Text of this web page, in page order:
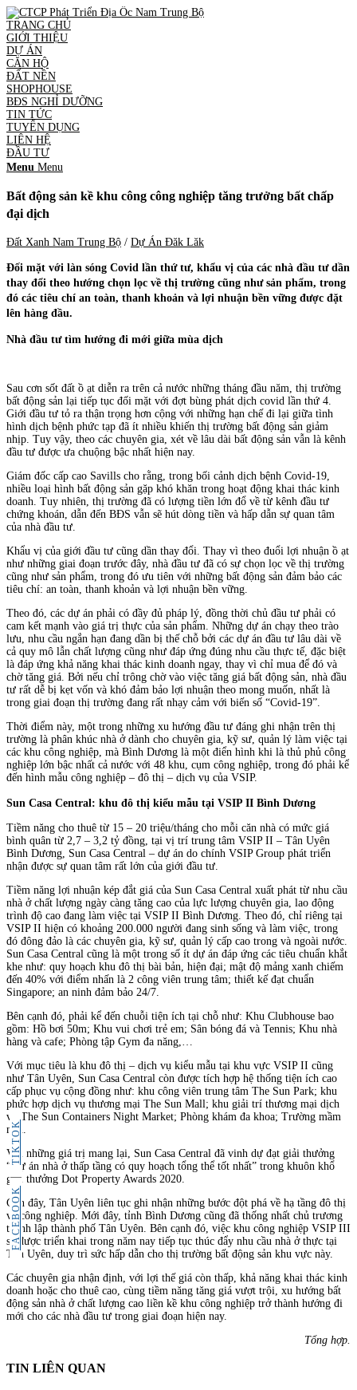
FACEBOOK
TIKTOK
TRANG CHỦ
GIỚI THIỆU
DỰ ÁN
CĂN HỘ
ĐẤT NỀN
SHOPHOUSE
BĐS NGHỈ DƯỠNG
TIN TỨC
TUYỂN DỤNG
LIÊN HỆ
ĐẦU TƯ
Menu Menu
Bất động sản kề khu công công nghiệp tăng trưởng bất chấp
đại dịch
Đất Xanh Nam Trung Bộ / Dự Án Đăk Lăk
Đối mặt với làn sóng Covid lần thứ tư, khẩu vị của các nhà đầu tư dần
thay đổi theo hướng chọn lọc về thị trường cũng như sản phẩm, trong
đó các tiêu chí an toàn, thanh khoản và lợi nhuận bền vững được đặt
lên hàng đầu.
Nhà đầu tư tìm hướng đi mới giữa mùa dịch
Sau cơn sốt đất ồ ạt diễn ra trên cả nước những tháng đầu năm, thị trường
bất động sản lại tiếp tục đối mặt với đợt bùng phát dịch covid lần thứ 4.
Giới đầu tư tỏ ra thận trọng hơn cộng với những hạn chế đi lại giữa tình
hình dịch bệnh phức tạp đã ít nhiều khiến thị trường bất động sản giảm
nhịp. Tuy vậy, theo các chuyên gia, xét về lâu dài bất động sản vẫn là kênh
đầu tư được ưa chuộng bậc nhất hiện nay.
Giám đốc cấp cao Savills cho rằng, trong bối cảnh dịch bệnh Covid-19,
nhiều loại hình bất động sản gặp khó khăn trong hoạt động khai thác kinh
doanh. Tuy nhiên, thị trường đã có lượng tiền lớn đổ về từ kênh đầu tư
chứng khoán, dẫn đến BĐS vẫn sẽ hút dòng tiền và hấp dẫn sự quan tâm
của nhà đầu tư.
Khẩu vị của giới đầu tư cũng dần thay đổi. Thay vì theo đuổi lợi nhuận ồ ạt
như những giai đoạn trước đây, nhà đầu tư đã có sự chọn lọc về thị trường
cũng như sản phẩm, trong đó ưu tiên với những bất động sản đảm bảo các
tiêu chí: an toàn, thanh khoản và lợi nhuận bền vững.
Theo đó, các dự án phải có đầy đủ pháp lý, đồng thời chủ đầu tư phải có
cam kết mạnh vào giá trị thực của sản phẩm. Những dự án chạy theo trào
lưu, nhu cầu ngắn hạn đang dần bị thế chỗ bởi các dự án đầu tư lâu dài về
cả quy mô lẫn chất lượng cũng như đáp ứng đúng nhu cầu thực tế, đặc biệt
là đáp ứng khả năng khai thác kinh doanh ngay, thay vì chỉ mua để đó và
chờ tăng giá. Bởi nếu chỉ trông chờ vào việc tăng giá bất động sản, nhà đầu
tư rất dễ bị kẹt vốn và khó đảm bảo lợi nhuận theo mong muốn, nhất là
trong giai đoạn thị trường đang rất nhạy cảm với biến số “Covid-19”.
Thời điểm này, một trong những xu hướng đầu tư đáng ghi nhận trên thị
trường là phân khúc nhà ở dành cho chuyên gia, kỹ sư, quản lý làm việc tại
các khu công nghiệp, mà Bình Dương là một điển hình khi là thủ phủ công
nghiệp lớn bậc nhất cả nước với 48 khu, cụm công nghiệp, trong đó phải kể
đến hình mẫu công nghiệp – đô thị – dịch vụ của VSIP.
Sun Casa Central: khu đô thị kiểu mẫu tại VSIP II Bình Dương
Tiềm năng cho thuê từ 15 – 20 triệu/tháng cho mỗi căn nhà có mức giá
bình quân từ 2,7 – 3,2 tỷ đồng, tại vị trí trung tâm VSIP II – Tân Uyên
Bình Dương, Sun Casa Central – dự án do chính VSIP Group phát triển
nhận được sự quan tâm rất lớn của giới đầu tư.
Tiềm năng lợi nhuận kép đắt giá của Sun Casa Central xuất phát từ nhu cầu
nhà ở chất lượng ngày càng tăng cao của lực lượng chuyên gia, lao động
trình độ cao đang làm việc tại VSIP II Bình Dương. Theo đó, chỉ riêng tại
VSIP II hiện có khoảng 200.000 người đang sinh sống và làm việc, trong
đó đông đảo là các chuyên gia, kỹ sư, quản lý cấp cao trong và ngoài nước.
Sun Casa Central cũng là một trong số ít dự án đáp ứng các tiêu chuẩn khắt
khe như: quy hoạch khu đô thị bài bản, hiện đại; mật độ mảng xanh chiếm
đến 40% với điểm nhấn là 2 công viên trung tâm; thiết kế đạt chuẩn
Singapore; an ninh đảm bảo 24/7.
Bên cạnh đó, phải kể đến chuỗi tiện ích tại chỗ như: Khu Clubhouse bao
gồm: Hồ bơi 50m; Khu vui chơi trẻ em; Sân bóng đá và Tennis; Khu nhà
hàng và cafe; Phòng tập Gym đa năng,…
Với mục tiêu là khu đô thị – dịch vụ kiểu mẫu tại khu vực VSIP II cũng
như Tân Uyên, Sun Casa Central còn được tích hợp hệ thống tiện ích cao
cấp phục vụ cộng đồng như: khu công viên trung tâm The Sun Park; khu
phức hợp dịch vụ thương mại The Sun Mall; khu giải trí thương mại dịch
vụ The Sun Containers Night Market; Phòng khám đa khoa; Trường mầm
non.
Với những giá trị mang lại, Sun Casa Central đã vinh dự đạt giải thưởng
“Dự án nhà ở thấp tầng có quy hoạch tổng thể tốt nhất” trong khuôn khổ
giải thưởng Dot Property Awards 2020.
Gần đây, Tân Uyên liên tục ghi nhận những bước đột phá về hạ tầng đô thị
và công nghiệp. Mới đây, tỉnh Bình Dương cũng đã thống nhất chủ trương
thành lập thành phố Tân Uyên. Bên cạnh đó, việc khu công nghiệp VSIP III
sẽ được triển khai trong năm nay tiếp tục thúc đẩy nhu cầu nhà ở thực tại
Tân Uyên, duy trì sức hấp dẫn cho thị trường bất động sản khu vực này.
Các chuyên gia nhận định, với lợi thế giá còn thấp, khả năng khai thác kinh
doanh hoặc cho thuê cao, cùng tiềm năng tăng giá vượt trội, xu hướng bất
động sản nhà ở chất lượng cao liền kề khu công nghiệp trở thành hướng đi
mới cho các nhà đầu tư trong giai đoạn hiện nay.
Tổng hợp.
TIN LIÊN QUAN